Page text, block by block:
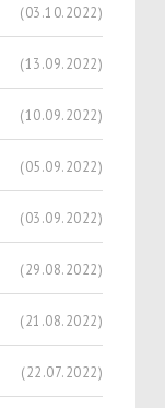
(03.10.2022)
(13.09.2022)
(10.09.2022)
(05.09.2022)
(03.09.2022)
(29.08.2022)
(21.08.2022)
(22.07.2022)